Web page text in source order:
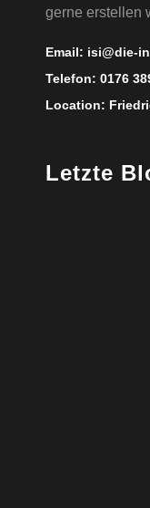
gerne erstellen
Email: isi@die-
Telefon: 0176
Location:
Letzte